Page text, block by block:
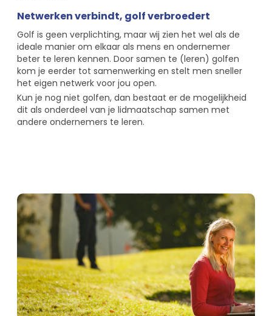
Netwerken verbindt, golf verbroedert
Golf is geen verplichting, maar wij zien het wel als de
ideale manier om elkaar als mens en ondernemer
beter te leren kennen. Door samen te (leren) golfen
kom je eerder tot samenwerking en stelt men sneller
het eigen netwerk voor jou open.
Kun je nog niet golfen, dan bestaat er de mogelijkheid
dit als onderdeel van je lidmaatschap samen met
andere ondernemers te leren.